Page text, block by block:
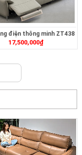
điện thông minh ZT438
17,500,000₫